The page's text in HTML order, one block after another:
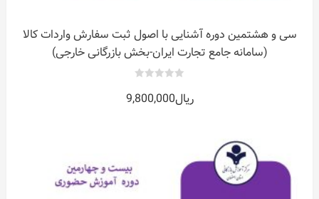
سی و هشتمین دوره آشنایی با اصول ثبت سفارش واردات کالا
(سامانه جامع تجارت ایران-بخش بازرگانی خارجی)
out
of
ریال9,800,000